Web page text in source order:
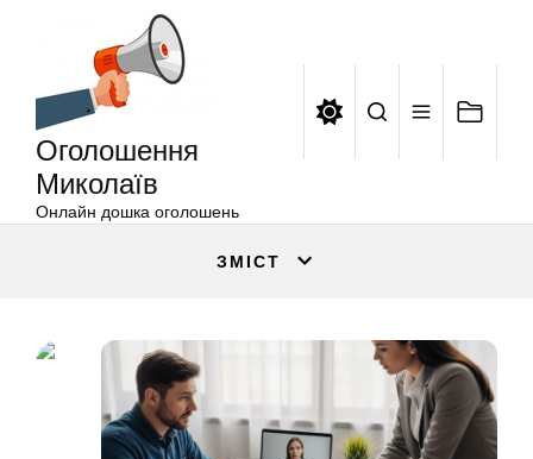
Оголошення
Миколаїв
Онлайн дошка оголошень
ЗМІСТ